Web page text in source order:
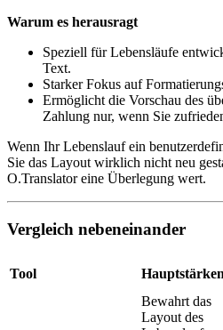
Warum es herausragt
Speziell für Lebensläufe
Text.
Starker Fokus auf
Ermöglicht die Vorschau des
Zahlung nur, wenn Sie
Wenn Ihr Lebenslauf ein
Sie das Layout wirklich nicht neu
O.Translator eine Überlegung wert.
Vergleich nebeneinander
Tool Hauptstärken
Bewahrt das
Layout des